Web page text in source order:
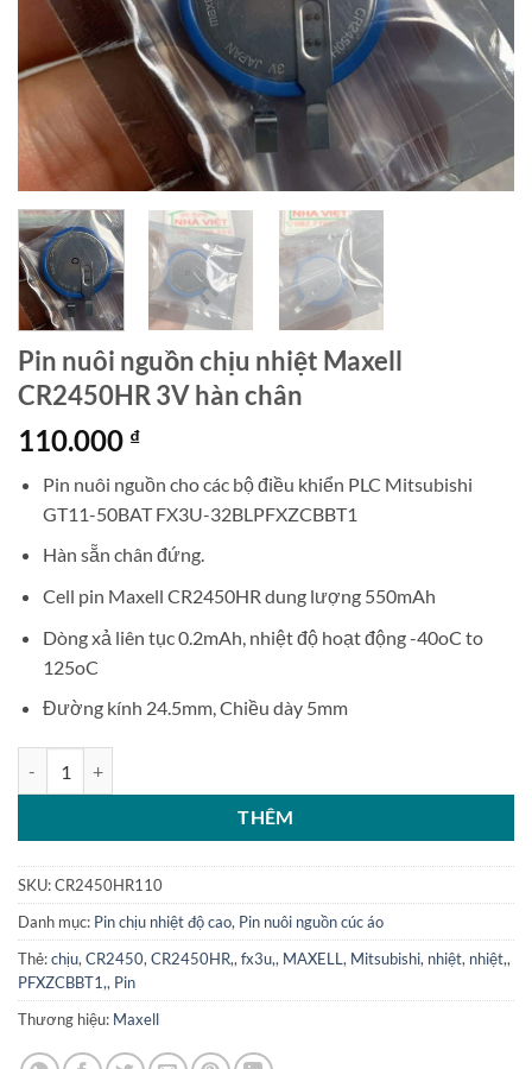
Pin nuôi nguồn chịu nhiệt Maxell
CR2450HR 3V hàn chân
110.000 ₫
Pin nuôi nguồn cho các bộ điều khiển PLC Mitsubishi
GT11-50BAT FX3U-32BLPFXZCBBT1
Hàn sẵn chân đứng.
Cell pin Maxell CR2450HR dung lượng 550mAh
Dòng xả liên tục 0.2mAh, nhiệt độ hoạt động -40oC to
125oC
Đường kính 24.5mm, Chiều dày 5mm
THÊM
SKU:CR2450HR110
Danh mục: Pin chịu nhiệt độ cao, Pin nuôi nguồn cúc áo
Thẻ:chịu, CR2450, CR2450HR,, fx3u,, MAXELL , Mitsubishi, nhiệt, nhiệt,,
PFXZCBBT1,, Pin
Thương hiệu: Maxell